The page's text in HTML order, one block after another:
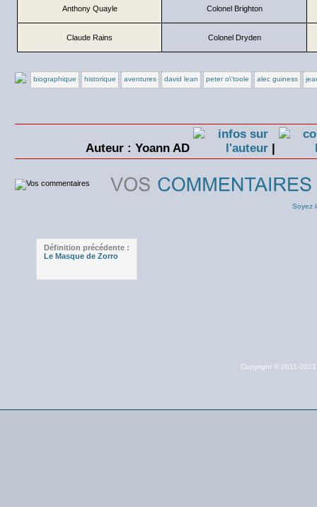
Anthony Quayle Colonel Brighton
Claude Rains Colonel Dryden
biographique historique aventures david lean peter o\'toole alec guiness
Auteur : Yoann AD |
Soyez
Définition précédente :
Le Masque de Zorro
Copyright © 2011-